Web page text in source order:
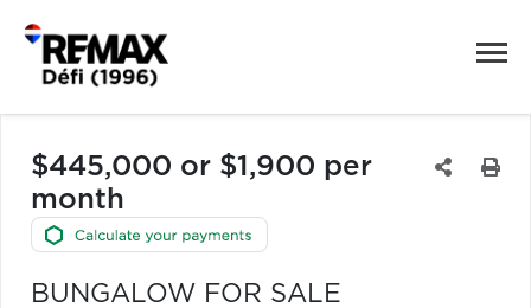
$445,000 or $1,900 per
month
BUNGALOW FOR SALE